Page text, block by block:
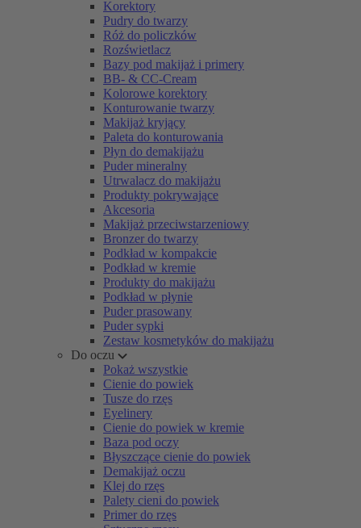
Korektory
Pudry do twarzy
Róż do policzków
Rozświetlacz
Bazy pod makijaż i primery
BB- & CC-Cream
Kolorowe korektory
Konturowanie twarzy
Makijaż kryjący
Paleta do konturowania
Płyn do demakijażu
Puder mineralny
Utrwalacz do makijażu
Produkty pokrywające
Akcesoria
Makijaż przeciwstarzeniowy
Bronzer do twarzy
Podkład w kompakcie
Podkład w kremie
Produkty do makijażu
Podkład w płynie
Puder prasowany
Puder sypki
Zestaw kosmetyków do makijażu
Do oczu
Pokaż wszystkie
Cienie do powiek
Tusze do rzęs
Eyelinery
Cienie do powiek w kremie
Baza pod oczy
Błyszczące cienie do powiek
Demakijaż oczu
Klej do rzęs
Palety cieni do powiek
Primer do rzęs